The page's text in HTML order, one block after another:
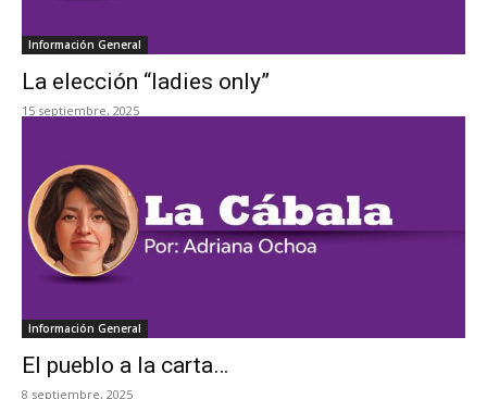
Información General
La elección “ladies only”
15 septiembre, 2025
Información General
El pueblo a la carta…
8 septiembre, 2025